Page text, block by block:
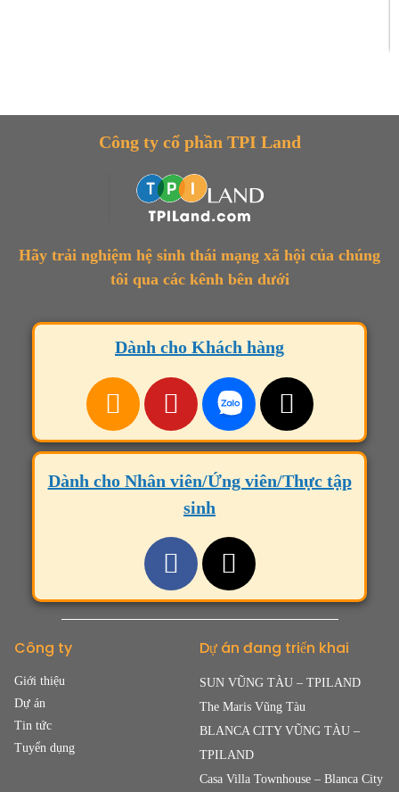
Công ty cổ phần TPI Land
Hãy trải nghiệm hệ sinh thái mạng xã hội của chúng
tôi qua các kênh bên dưới
Dành cho Khách hàng
Dành cho Nhân viên/Ứng viên/Thực tập
sinh
Công ty
Giới thiệu
Dự án
Tin tức
Tuyển dụng
Dự án đang triển khai
SUN VŨNG TÀU – TPILAND
The Maris Vũng Tàu
BLANCA CITY VŨNG TÀU –
TPILAND
Casa Villa Townhouse – Blanca City